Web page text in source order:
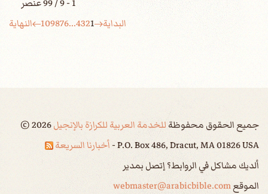
1 - 9 / 99 عنصر
البداية
1
2
3
4
...
6
7
8
9
10 النهاية
جميع الحقوق محفوظةللخدمة العربية للكرازة بالإنجيل ©2026
P.O. Box 486, Dracut, MA 01826 USA - أخبارنا السريعة
ألديك مشاكل في الروابط؟ إتصل بمدير
الموقعwebmaster@arabicbible.com